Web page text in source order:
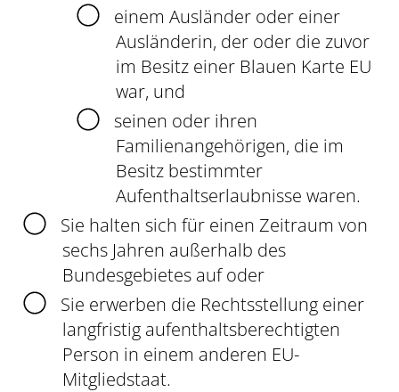
einem Ausländer oder einer
Ausländerin, der oder die zuvor
im Besitz einer Blauen Karte EU
war, und
seinen oder ihren
Familienangehörigen, die im
Besitz bestimmter
Aufenthaltserlaubnisse waren.
Sie halten sich für einen Zeitraum von
sechs Jahren außerhalb des
Bundesgebietes auf oder
Sie erwerben die Rechtsstellung einer
langfristig aufenthaltsberechtigten
Person in einem anderen EU-
Mitgliedstaat.